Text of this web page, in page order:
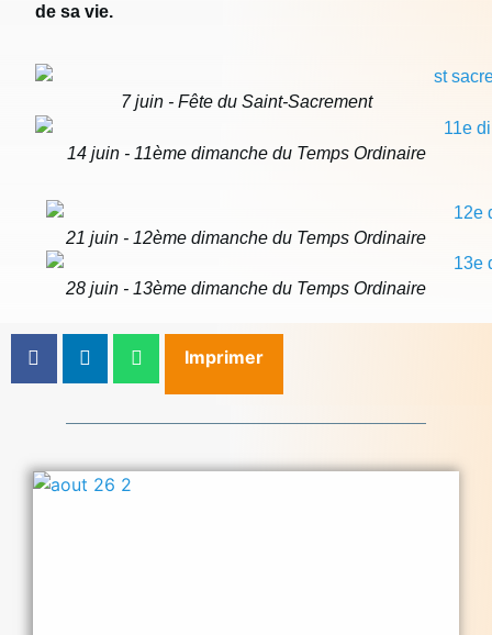
de sa vie.
7 juin - Fête du Saint-Sacrement
14 juin - 11ème dimanche du Temps Ordinaire
21 juin - 12ème dimanche du Temps Ordinaire
28 juin - 13ème dimanche du Temps Ordinaire
Imprimer